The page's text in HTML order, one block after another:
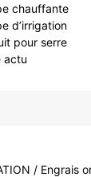
chauffante
d’irrigation
pour serre
actu
/ Engrais